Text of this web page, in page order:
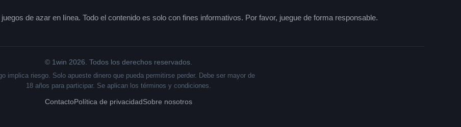
de azar en línea. Todo el contenido es solo con fines informativos. Por favor, juegue de forma responsable.
© 1win 2026. Todos los derechos reservados.
implica riesgo. Solo apueste dinero que pueda permitirse perder. Debe ser mayor de
18 años para participar. Se aplican los términos y condiciones.
ContactoPolítica de privacidad Sobre nosotros